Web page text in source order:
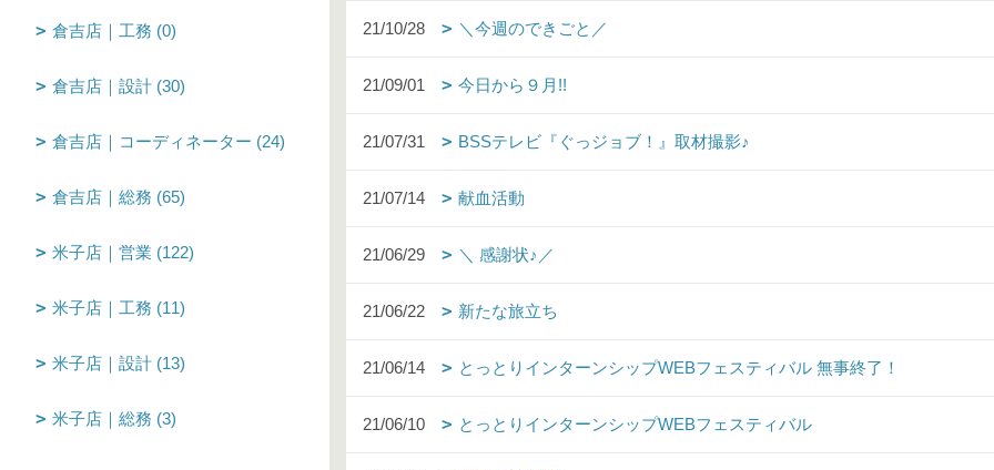
21/10/28 ＼今週のできごと／
21/09/01 今日から９月!!
21/07/31 BSSテレビ『ぐっジョブ！』取材撮影♪
21/07/14 献血活動
21/06/29 ＼ 感謝状♪／
21/06/22 新たな旅立ち
21/06/14 とっとりインターンシップWEBフェスティバル 無事終了！
21/06/10 とっとりインターンシップWEBフェスティバル
倉吉店｜工務 (0)
倉吉店｜設計 (30)
倉吉店｜コーディネーター (24)
倉吉店｜総務 (65)
米子店｜営業 (122)
米子店｜工務 (11)
米子店｜設計 (13)
米子店｜総務 (3)